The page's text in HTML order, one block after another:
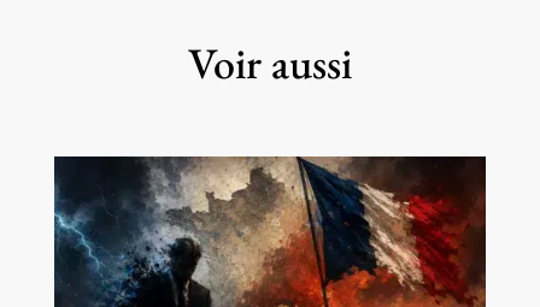
Voir aussi